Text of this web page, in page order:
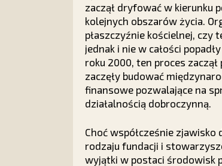
zaczął dryfować w kierunku
kolejnych obszarów życia.
płaszczyźnie kościelnej, czy
jednak i nie w całości
roku 2000, ten proces
zaczęły budować
finansowe pozwalające na
działalnością dobroczynną.
Choć współcześnie
rodzaju fundacji i
wyjątki w postaci środowisk